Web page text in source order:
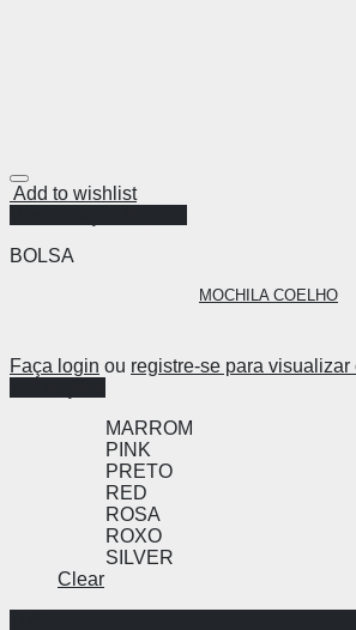
Add to wishlist
BOLSA
MOCHILA COELHO
Faça login ou registre-se para visualizar
MARROM
PINK
PRETO
RED
ROSA
ROXO
SILVER
Clear